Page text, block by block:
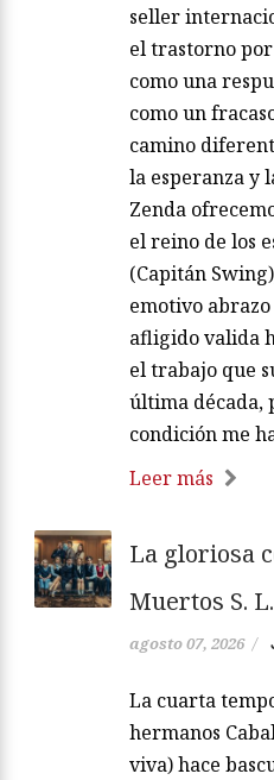
seller
el trastorno por
como una
como un
camino
la esperanza y
Zenda
el reino de los
(Capitán
emotivo
afligido valida
el trabajo que
última década,
condición me
Leer más
La gloriosa
Muertos S.
agosto 07, 2026 /
La cuarta
hermanos
viva) hace